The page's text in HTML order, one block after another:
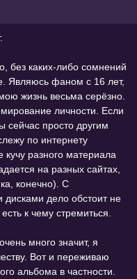
без каких-либо сомнений
Являюсь фаном с 16 лет,
жизнь весьма серёзно.
личности. Если
просто другим
по интернету
разного материала
на разных сайтах,
конечно). С
дело обстоит не
к чему стремиться.
много значит, я
Вот и переживаю
альбома в частности.